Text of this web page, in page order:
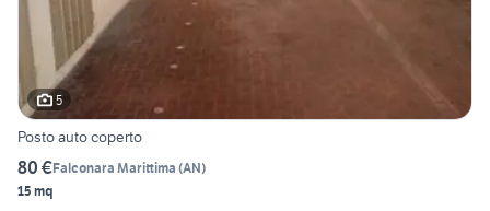
5
Posto auto coperto
80 €Falconara Marittima (AN)
15 mq